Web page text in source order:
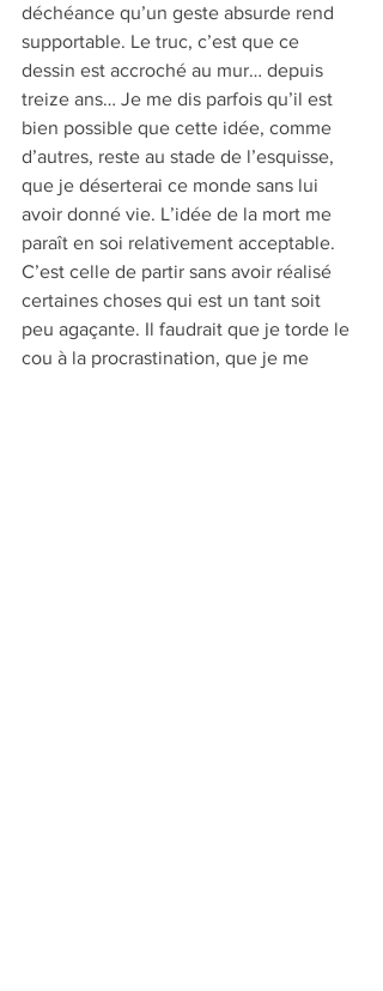
déchéance qu’un geste absurde rend
supportable. Le truc, c’est que ce
dessin est accroché au mur… depuis
treize ans… Je me dis parfois qu’il est
bien possible que cette idée, comme
d’autres, reste au stade de l’esquisse,
que je déserterai ce monde sans lui
avoir donné vie. L’idée de la mort me
paraît en soi relativement acceptable.
C’est celle de partir sans avoir réalisé
certaines choses qui est un tant soit
peu agaçante. Il faudrait que je torde le
cou à la procrastination, que je me